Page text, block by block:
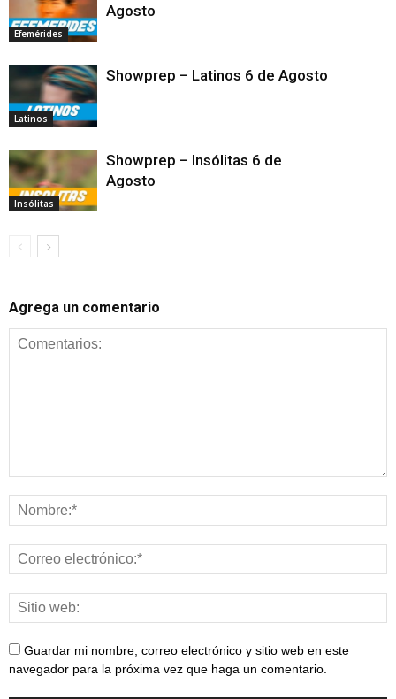
Efemérides
Agosto
Latinos
Showprep – Latinos 6 de Agosto
Insólitas
Showprep – Insólitas 6 de
Agosto
Agrega un comentario
Guardar mi nombre, correo electrónico y sitio web en este
navegador para la próxima vez que haga un comentario.